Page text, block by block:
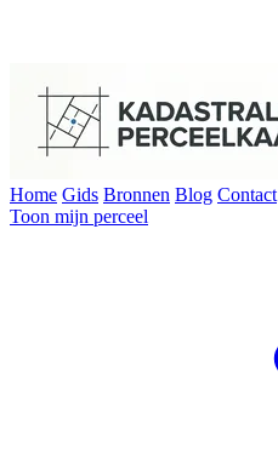
Home Gids Bronnen Blog Contact
Toon mijn perceel